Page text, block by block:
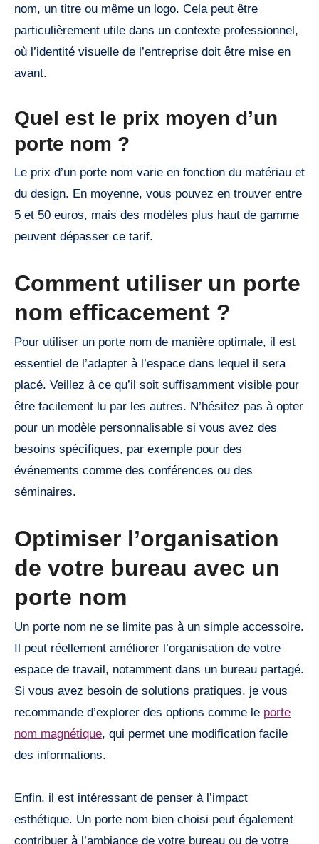
nom, un titre ou même un logo. Cela peut être
particulièrement utile dans un contexte professionnel,
où l’identité visuelle de l’entreprise doit être mise en
avant.
Quel est le prix moyen d’un
porte nom ?
Le prix d’un porte nom varie en fonction du matériau et
du design. En moyenne, vous pouvez en trouver entre
5 et 50 euros, mais des modèles plus haut de gamme
peuvent dépasser ce tarif.
Comment utiliser un porte
nom efficacement ?
Pour utiliser un porte nom de manière optimale, il est
essentiel de l’adapter à l’espace dans lequel il sera
placé. Veillez à ce qu’il soit suffisamment visible pour
être facilement lu par les autres. N’hésitez pas à opter
pour un modèle personnalisable si vous avez des
besoins spécifiques, par exemple pour des
événements comme des conférences ou des
séminaires.
Optimiser l’organisation
de votre bureau avec un
porte nom
Un porte nom ne se limite pas à un simple accessoire.
Il peut réellement améliorer l’organisation de votre
espace de travail, notamment dans un bureau partagé.
Si vous avez besoin de solutions pratiques, je vous
recommande d’explorer des options comme le porte
nom magnétique, qui permet une modification facile
des informations.
Enfin, il est intéressant de penser à l’impact
esthétique. Un porte nom bien choisi peut également
contribuer à l’ambiance de votre bureau ou de votre